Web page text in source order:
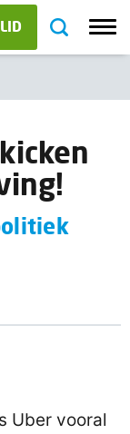
Uber vooral